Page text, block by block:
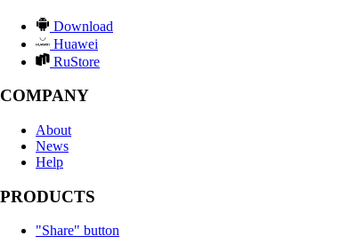
Download
Huawei
RuStore
COMPANY
About
News
Help
PRODUCTS
"Share" button